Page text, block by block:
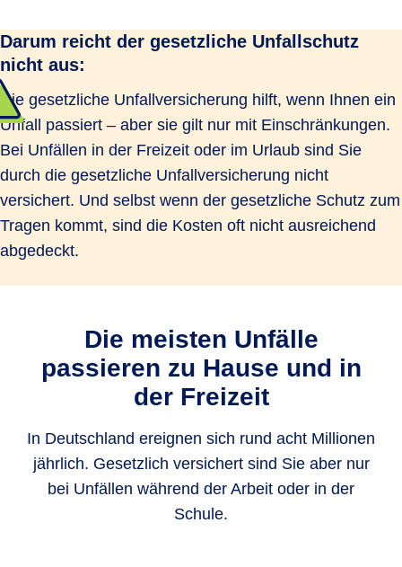
Darum reicht der gesetzliche Unfallschutz
nicht aus:
Die gesetzliche Unfallversicherung hilft, wenn Ihnen ein
Unfall passiert – aber sie gilt nur mit Einschränkungen.
Bei Unfällen in der Freizeit oder im Urlaub sind Sie
durch die gesetzliche Unfallversicherung nicht
versichert. Und selbst wenn der gesetzliche Schutz zum
Tragen kommt, sind die Kosten oft nicht ausreichend
abgedeckt.
Die meisten Unfälle
passieren zu Hause und in
der Freizeit
In Deutschland ereignen sich rund acht Millionen
jährlich. Gesetzlich versichert sind Sie aber nur
bei Unfällen während der Arbeit oder in der
Schule.